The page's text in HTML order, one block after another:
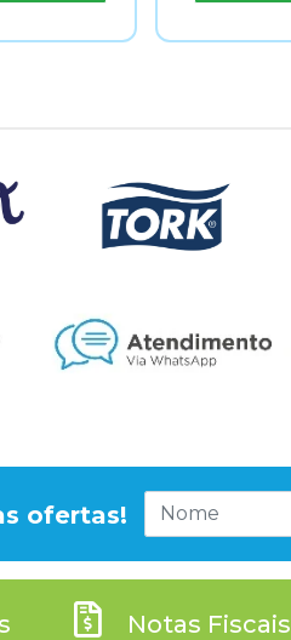
ofertas!
Notas Fiscais